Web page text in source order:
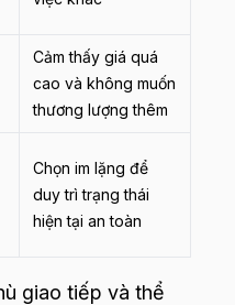
Cảm thấy giá quá
cao và không muốn
thương lượng thêm
Chọn im lặng để
duy trì trạng thái
hiện tại an toàn
giao tiếp và thể